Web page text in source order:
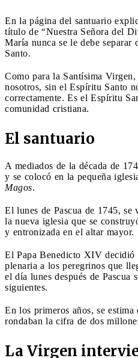
En la página del santuario
título de “Nuestra Señora del
María nunca se le debe
Santo.
Como para la Santísima
nosotros, sin el Espíritu Santo
correctamente. Es el Espíritu
comunidad cristiana.
El santuario
A mediados de la década de
y se colocó en la pequeña
Magos.
El lunes de Pascua de 1745, se
la nueva iglesia que se
y entronizada en el altar mayor.
El Papa Benedicto XIV decidió
plenaria a los peregrinos que
el día lunes después de Pascua
siguientes.
En los primeros años, se
rondaban la cifra de dos
La Virgen